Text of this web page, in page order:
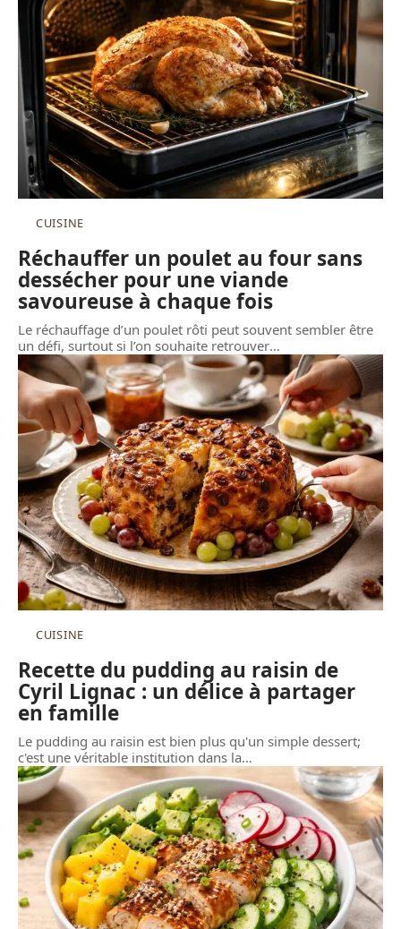
CUISINE
Réchauffer un poulet au four sans
dessécher pour une viande
savoureuse à chaque fois
Le réchauffage d’un poulet rôti peut souvent sembler être
un défi, surtout si l’on souhaite retrouver…
CUISINE
Recette du pudding au raisin de
Cyril Lignac : un délice à partager
en famille
Le pudding au raisin est bien plus qu'un simple dessert;
c'est une véritable institution dans la…